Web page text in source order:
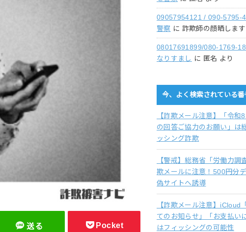
送る Pocket
09057954121 / 090-5795-
警察 に 詐欺師の顔晒しま
08017691899/080-1769-
なりすまし に 匿名 より
今、よく検索されている番
【詐欺メール注意】「令和
の回答ご協力のお願い」は
ッシング詐欺
【警戒】総務省「労働力調
欺メールに注意！500円分
偽サイトへ誘導
【詐欺メール注意】iCloud
てのお知らせ」「お支払い
はフィッシングの可能性